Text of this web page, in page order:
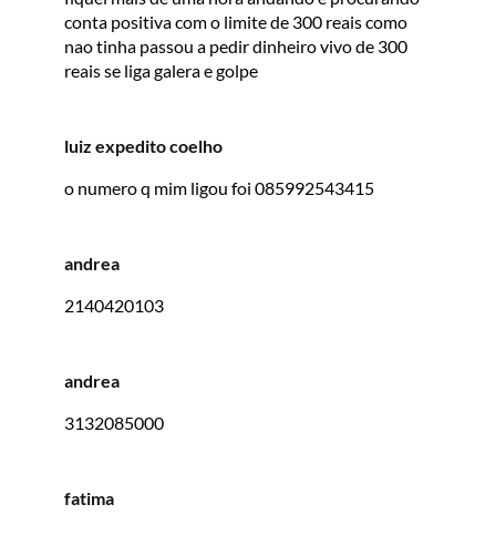
conta positiva com o limite de 300 reais como
nao tinha passou a pedir dinheiro vivo de 300
reais se liga galera e golpe
luiz expedito coelho
o numero q mim ligou foi 085992543415
andrea
2140420103
andrea
3132085000
fatima